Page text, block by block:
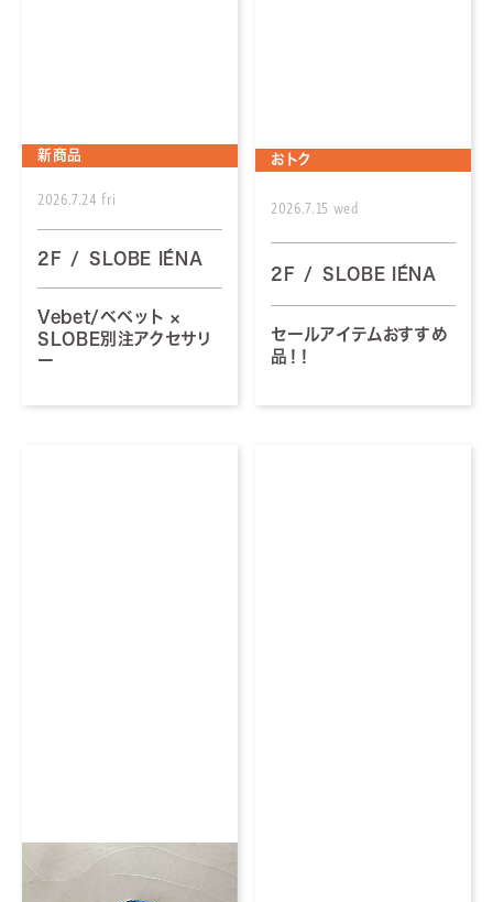
新商品
2026.7.24 fri
2F SLOBE IÉNA
Vebet/ベベット ×
SLOBE別注アクセサリ
ー
おトク
2026.7.15 wed
2F SLOBE IÉNA
セールアイテムおすすめ
品！！